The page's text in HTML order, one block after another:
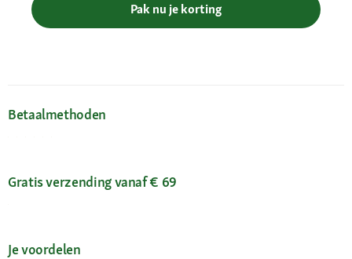
Pak nu je korting
Betaalmethoden
Gratis verzending vanaf € 69
Je voordelen